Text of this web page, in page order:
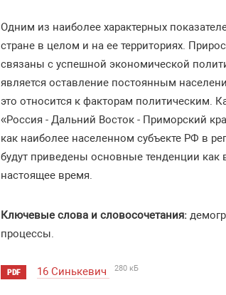
Одним из наиболее характерных
стране в целом и на ее территориях.
связаны с успешной экономической
является оставление постоянным
это относится к факторам политическим.
«Россия - Дальний Восток - Приморский
как наиболее населенном субъекте РФ в
будут приведены основные тенденции как
настоящее время.
Ключевые слова и словосочетания:
процессы.
PDF 16 Синькевич 280 кБ